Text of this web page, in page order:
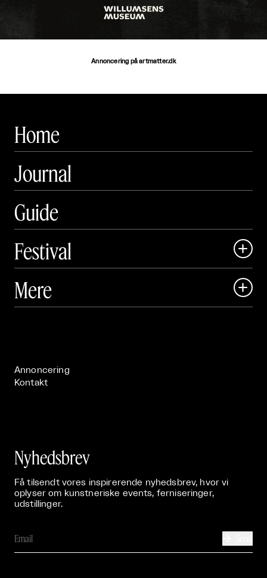
Annoncering på artmatter.dk
Home
Journal
Guide
Festival

 Art Matter Festival
Mere 
Annoncering
Kontakt
Nyhedsbrev
Få tilsendt vores inspirerende nyhedsbrev, hvor vi
oplyser om kunstneriske events, ferniseringer,
udstillinger.